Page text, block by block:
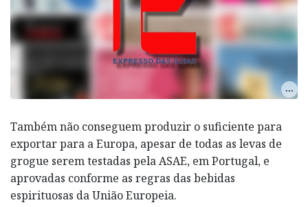
Também não conseguem produzir o suficiente para
exportar para a Europa, apesar de todas as levas de
grogue serem testadas pela ASAE, em Portugal, e
aprovadas conforme as regras das bebidas
espirituosas da União Europeia.